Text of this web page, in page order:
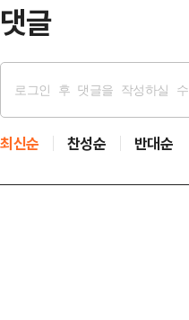
댓글
최신순 찬성순 반대순